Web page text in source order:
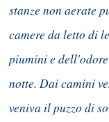
stanze non aerate
camere da letto di
piumini e
notte. Dai camini
veniva il puzzo di